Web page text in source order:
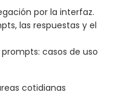
por la interfaz.
las respuestas y el
casos de uso
cotidianas